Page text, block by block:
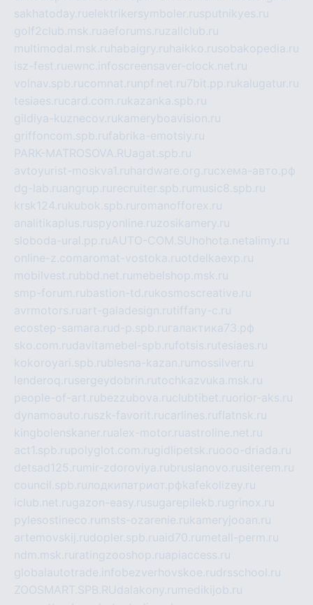
sakhatoday.ruelektrikersymboler.rusputnikyes.ru
golf2club.msk.ruaeforums.ruzallclub.ru
multimodal.msk.ru habaigry.ru haikko.rusobakopedia.ru
isz-fest.ruewnc.infoscreensaver-clock.net.ru
volnav.spb.rucomnat.ru npf.net.ru7bit.pp.rukalugatur.ru
tesiaes.rucard.com.rukazanka.spb.ru
gildiya-kuznecov.rukameryboavision.ru
griffoncom.spb.rufabrika-emotsiy.ru
PARK-MATROSOVA.RUagat.spb.ru
avtoyurist-moskva1.ru hardware.org.ruсхема-авто.рф
dg-lab.ruangrup.ru recruiter.spb.ru music8.spb.ru
krsk124.rukubok.spb.ru romanofforex.ru
analitikaplus.ruspyonline.ruzosikamery.ru
sloboda-ural.pp.ruAUTO-COM.SU hohota.netalimy.ru
online-z.comaromat-vostoka.ruotdelkaexp.ru
mobilvest.rubbd.net.ru mebelshop.msk.ru
smp-forum.rubastion-td.rukosmoscreative.ru
avrmotors.ruart-galadesign.rutiffany-c.ru
ecostep-samara.rud-p.spb.ru галактика73.рф
sko.com.rudavitamebel-spb.rufotsis.rutesiaes.ru
kokoroyari.spb.rublesna-kazan.ru mossilver.ru
lenderoq.rusergeydobrin.rutochkazvuka.msk.ru
people-of-art.rubezzubova.ruclubtibet.ruorior-aks.ru
dynamoauto.ruszk-favorit.rucarlines.ruflatnsk.ru
kingbolenskaner.rualex-motor.ruastroline.net.ru
act1.spb.rupolyglot.com.rugidlipetsk.ruooo-driada.ru
detsad125.ru mir-zdoroviya.rubruslanovo.rusiterem.ru
council.spb.ruлодкипатриот.рфkafekolizey.ru
iclub.net.rugazon-easy.rusugarepilekb.rugrinox.ru
pylesostineco.ru msts-ozarenie.rukameryjooan.ru
artemovskij.rudopler.spb.ruaid70.ru metall-perm.ru
ndm.msk.ru ratingzooshop.ruapiaccess.ru
globalautotrade.info bezverhovskoe.rudrsschool.ru
ZOOSMART.SPB.RUdalakony.ru medikijob.ru